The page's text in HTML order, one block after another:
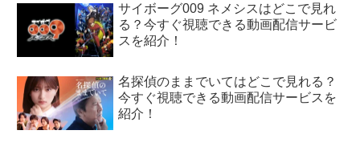
サイボーグ009 ネメシスはどこで見れ
る？今すぐ視聴できる動画配信サービ
スを紹介！
名探偵のままでいてはどこで見れる？
今すぐ視聴できる動画配信サービスを
紹介！